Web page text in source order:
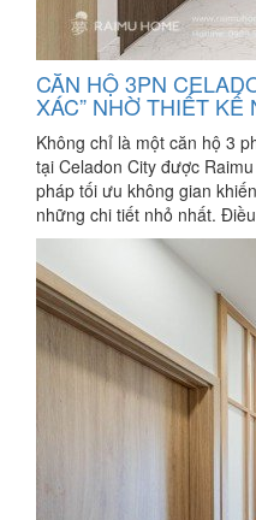
CĂN HỘ 3PN
XÁC” NHỜ THIẾT
Không chỉ là một căn hộ 3
tại Celadon City được
pháp tối ưu không gian
những chi tiết nhỏ nhất.